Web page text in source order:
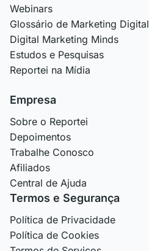
Webinars
Glossário de Marketing Digital
Digital Marketing Minds
Estudos e Pesquisas
Reportei na Mídia
Empresa
Sobre o Reportei
Depoimentos
Trabalhe Conosco
Afiliados
Central de Ajuda
Termos e Segurança
Política de Privacidade
Política de Cookies